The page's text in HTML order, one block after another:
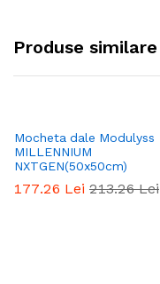
Produse similare
Mocheta dale Modulyss
MILLENNIUM
NXTGEN(50x50cm)
177.26 Lei 213.26 Lei